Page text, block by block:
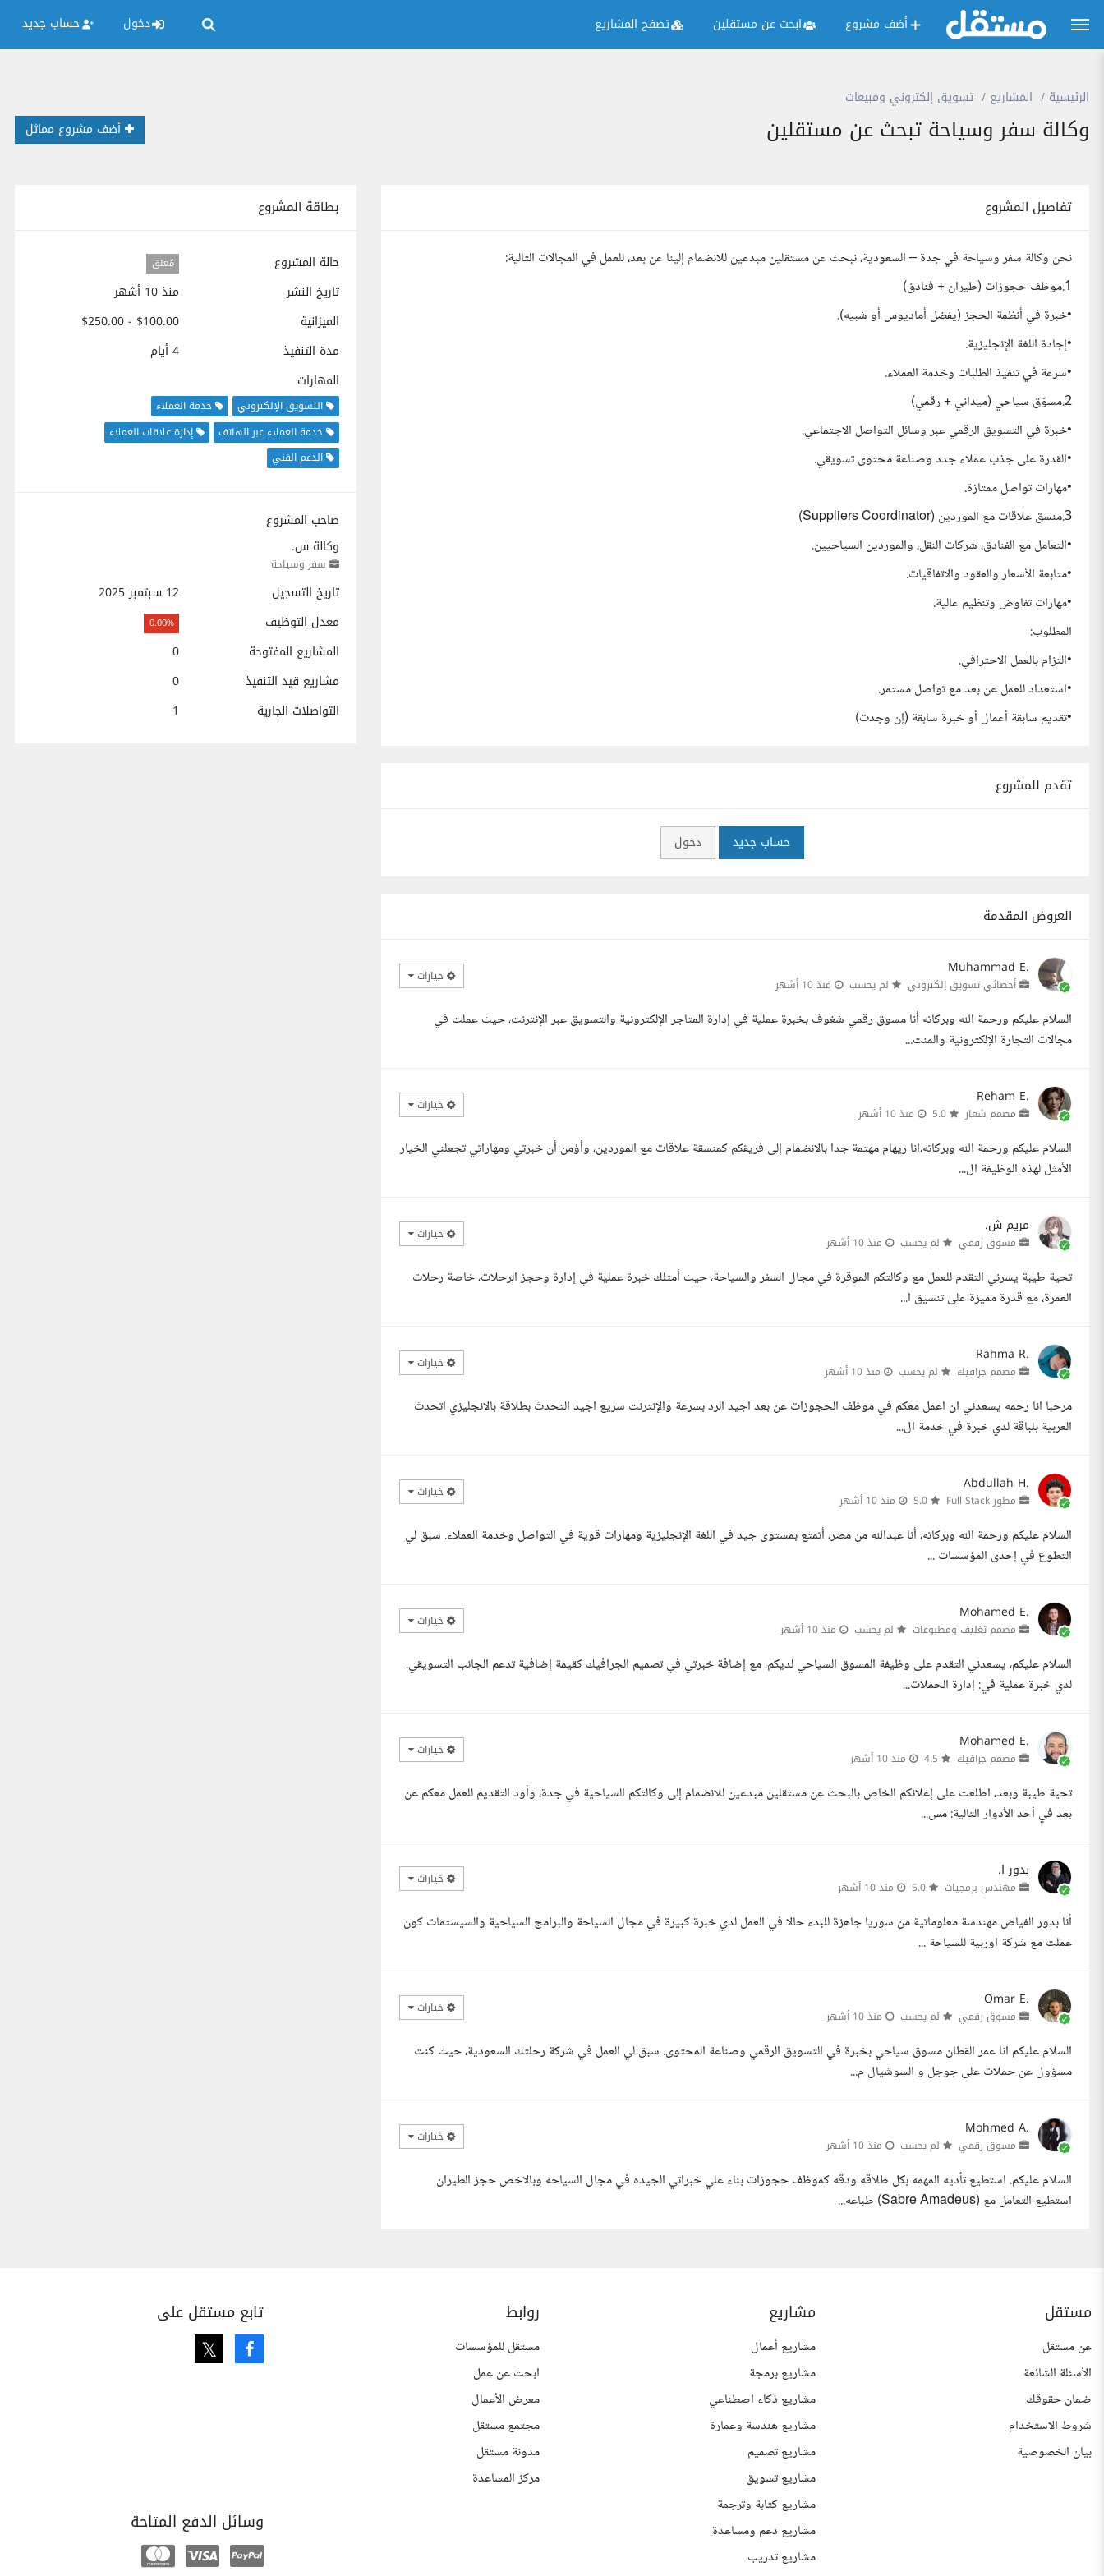
أضف مشروع ابحث عن مستقلين تصفح المشاريع دخول حساب جديد
الرئيسية المشاريع تسويق إلكتروني ومبيعات
وكالة سفر وسياحة تبحث عن مستقلين أضف مشروع مماثل
بطاقة المشروع
حالة المشروع مُغلق
تاريخ النشر
منذ 10 أشهر
الميزانية
$100.00 - $250.00
مدة التنفيذ
4 أيام
المهارات
التسويق الإلكتروني
خدمة العملاء
خدمة العملاء عبر الهاتف
إدارة علاقات العملاء
الدعم الفني
صاحب المشروع
وكالة س.
سفر وسياحة
تاريخ التسجيل
12 سبتمبر 2025
معدل التوظيف
0.00%
المشاريع المفتوحة
0
مشاريع قيد التنفيذ
0
التواصلات الجارية
1
تفاصيل المشروع
نحن وكالة سفر وسياحة في جدة – السعودية، نبحث عن مستقلين مبدعين للانضمام إلينا عن بعد، للعمل في المجالات التالية:
1.موظف حجوزات (طيران + فنادق)
•خبرة في أنظمة الحجز (يفضل أماديوس أو شبيه).
•إجادة اللغة الإنجليزية.
•سرعة في تنفيذ الطلبات وخدمة العملاء.
2.مسوّق سياحي (ميداني + رقمي)
•خبرة في التسويق الرقمي عبر وسائل التواصل الاجتماعي.
•القدرة على جذب عملاء جدد وصناعة محتوى تسويقي.
•مهارات تواصل ممتازة.
3.منسق علاقات مع الموردين (Suppliers Coordinator)
•التعامل مع الفنادق، شركات النقل، والموردين السياحيين.
•متابعة الأسعار والعقود والاتفاقيات.
•مهارات تفاوض وتنظيم عالية.
المطلوب:
•التزام بالعمل الاحترافي.
•استعداد للعمل عن بعد مع تواصل مستمر.
•تقديم سابقة أعمال أو خبرة سابقة (إن وجدت)
تقدم للمشروع
حساب جديد دخول
العروض المقدمة
Muhammad E.
أخصائي تسويق إلكتروني لم يحسب منذ 10 أشهر خيارات
السلام عليكم ورحمة الله وبركاته أنا مسوق رقمي شغوف بخبرة عملية في إدارة المتاجر الإلكترونية والتسويق عبر الإنترنت، حيث عملت في
مجالات التجارة الإلكترونية والمنت...
Reham E.
مصمم شعار منذ 10 أشهر خيارات
السلام عليكم ورحمة الله وبركاته،انا ريهام مهتمة جدا بالانضمام إلى فريقكم كمنسقة علاقات مع الموردين، وأؤمن أن خبرتي ومهاراتي تجعلني الخيار
الأمثل لهذه الوظيفة ال...
مريم ش.
مسوق رقمي لم يحسب منذ 10 أشهر خيارات
تحية طيبة يسرني التقدم للعمل مع وكالتكم الموقرة في مجال السفر والسياحة، حيث أمتلك خبرة عملية في إدارة وحجز الرحلات، خاصة رحلات
العمرة، مع قدرة مميزة على تنسيق ا...
Rahma R.
مصمم جرافيك لم يحسب منذ 10 أشهر خيارات
مرحبا انا رحمه يسعدني ان اعمل معكم في موظف الحجوزات عن بعد اجيد الرد بسرعة والإنترنت سريع اجيد التحدث بطلاقة بالانجليزي اتحدث
العربية بلباقة لدي خبرة في خدمة ال...
Abdullah H.
مطور Full Stack منذ 10 أشهر خيارات
السلام عليكم ورحمة الله وبركاته، أنا عبدالله من مصر، أتمتع بمستوى جيد في اللغة الإنجليزية ومهارات قوية في التواصل وخدمة العملاء. سبق لي
التطوع في إحدى المؤسسات ...
Mohamed E.
مصمم تغليف ومطبوعات لم يحسب منذ 10 أشهر خيارات
السلام عليكم، يسعدني التقدم على وظيفة المسوق السياحي لديكم، مع إضافة خبرتي في تصميم الجرافيك كقيمة إضافية تدعم الجانب التسويقي.
لدي خبرة عملية في: إدارة الحملات...
Mohamed E.
مصمم جرافيك منذ 10 أشهر خيارات
تحية طيبة وبعد، اطلعت على إعلانكم الخاص بالبحث عن مستقلين مبدعين للانضمام إلى وكالتكم السياحية في جدة، وأود التقديم للعمل معكم عن
بعد في أحد الأدوار التالية: مس...
بدور ا.
مهندس برمجيات منذ 10 أشهر خيارات
أنا بدور الفياض مهندسة معلوماتية من سوريا جاهزة للبدء حالا في العمل لدي خبرة كبيرة في مجال السياحة والبرامج السياحية والسيستمات كون
عملت مع شركة اوربية للسياحة ...
Omar E.
مسوق رقمي لم يحسب منذ 10 أشهر خيارات
السلام عليكم انا عمر القطان مسوق سياحي بخبرة في التسويق الرقمي وصناعة المحتوى. سبق لي العمل في شركة رحلتك السعودية، حيث كنت
مسؤول عن حملات على جوجل و السوشيال م...
Mohmed A.
مسوق رقمي لم يحسب منذ 10 أشهر خيارات
السلام عليكم. استطيع تأديه المهمه بكل طلاقه ودقه كموظف حجوزات بناء علي خبراتي الجيده في مجال السياحه وبالاخص حجز الطيران
استطيع التعامل مع (Sabre Amadeus) طباعه...
مستقل
عن مستقل
الأسئلة الشائعة
ضمان حقوقك
شروط الاستخدام
بيان الخصوصية
مشاريع
مشاريع أعمال
مشاريع برمجة
مشاريع ذكاء اصطناعي
مشاريع هندسة وعمارة
مشاريع تصميم
مشاريع تسويق
مشاريع كتابة وترجمة
مشاريع دعم ومساعدة
مشاريع تدريب
روابط
مستقل للمؤسسات
ابحث عن عمل
معرض الأعمال
مجتمع مستقل
مدونة مستقل
مركز المساعدة
تابع مستقل على
Facebook
Twitter
وسائل الدفع المتاحة
Paypal
Visa